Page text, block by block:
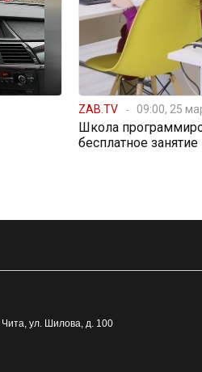
ZAB.TV 09:00, 25
Школа
бесплатное занятие
Чита, ул. Шилова, д. 100